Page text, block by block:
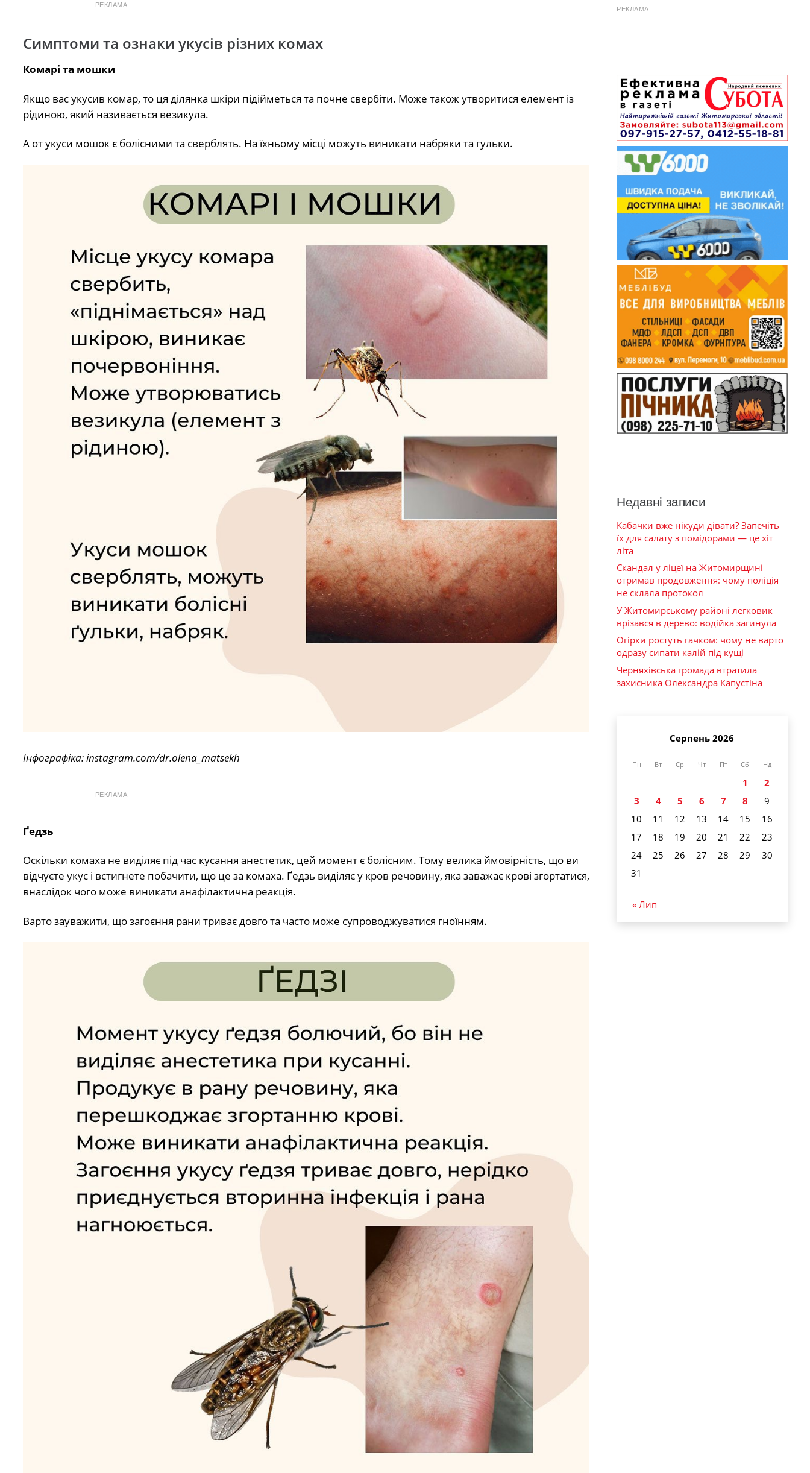
РЕКЛАМА
Симптоми та ознаки укусів різних комах
Комарі та мошки
Якщо вас укусив комар, то ця ділянка шкіри підійметься та почне свербіти. Може також утворитися елемент із
рідиною, який називається везикула.
А от укуси мошок є болісними та сверблять. На їхньому місці можуть виникати набряки та гульки.
Інфографіка: instagram.com/dr.olena_matsekh
РЕКЛАМА
Ґедзь
Оскільки комаха не виділяє під час кусання анестетик, цей момент є болісним. Тому велика ймовірність, що ви
відчуєте укус і встигнете побачити, що це за комаха. Ґедзь виділяє у кров речовину, яка заважає крові згортатися,
внаслідок чого може виникати анафілактична реакція.
Варто зауважити, що загоєння рани триває довго та часто може супроводжуватися гноїнням.
РЕКЛАМА
Недавні записи
Кабачки вже нікуди дівати? Запечіть
їх для салату з помідорами — це хіт
літа
Скандал у ліцеї на Житомирщині
отримав продовження: чому поліція
не склала протокол
У Житомирському районі легковик
врізався в дерево: водійка загинула
Огірки ростуть гачком: чому не варто
одразу сипати калій під кущі
Черняхівська громада втратила
захисника Олександра Капустіна
Серпень 2026
Пн Вт Ср Чт Пт Сб Нд
1
2
3
4 5 6 7 8
9
10
11 12 13 14 15
16
17
18 19 20 21 22
23
24
25 26 27 28 29
30
31
« Лип